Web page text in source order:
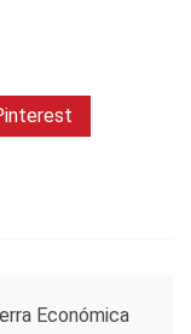
Económica